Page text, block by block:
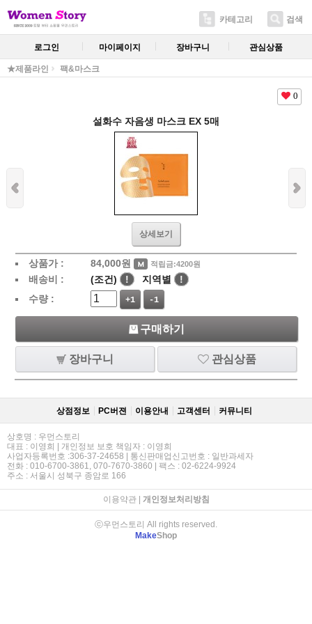
카테고리 검색
로그인 마이페이지 장바구니 관심상품
★제품라인 팩&마스크
0
설화수 자음생 마스크 EX 5매
상세보기
상품가 : 84,000원 적립금:4200원
배송비 : (조건) ! 지역별
!
수량 :
+1 -1
구매하기
장바구니 관심상품
상점정보 PC버젼 이용안내 고객센터 커뮤니티
상호명 : 우먼스토리
대표 : 이영희 | 개인정보 보호 책임자 : 이영희
사업자등록번호 :306-37-24658 | 통신판매업신고번호 : 일반과세자
전화 : 010-6700-3861, 070-7670-3860 | 팩스 : 02-6224-9924
주소 : 서울시 성북구 종암로 166
이용약관| 개인정보처리방침
ⓒ우먼스토리 All rights reserved.
MakeShop